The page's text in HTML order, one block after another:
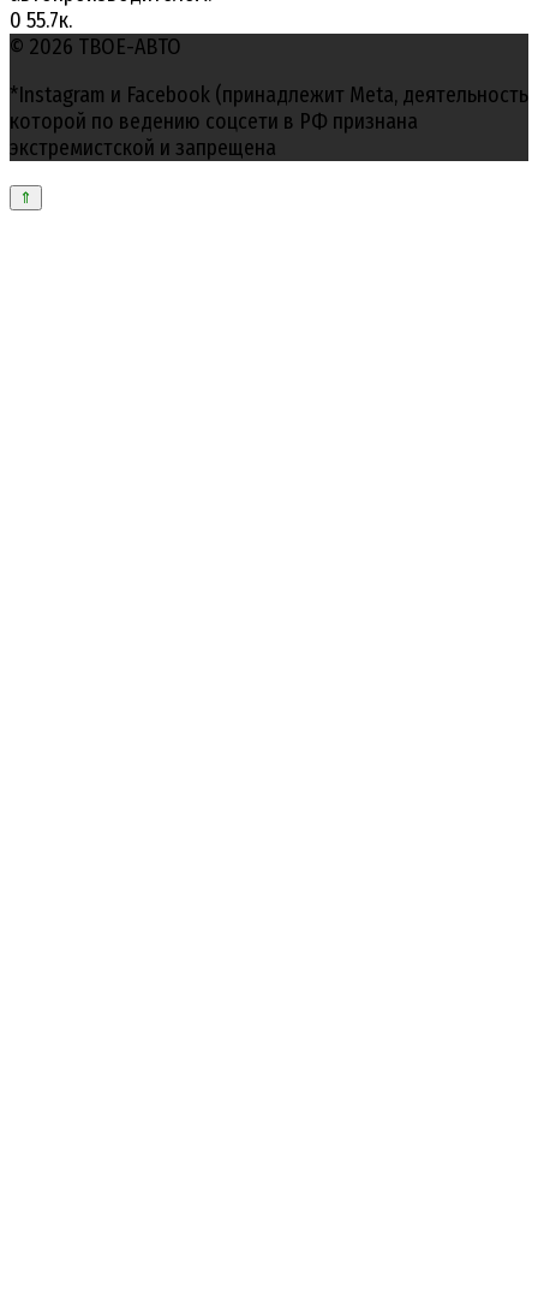
0 55.7к.
© 2026 ТВОЕ-АВТО
*Instagram и Facebook (принадлежит Meta, деятельность
которой по ведению соцсети в РФ признана
экстремистской и запрещена